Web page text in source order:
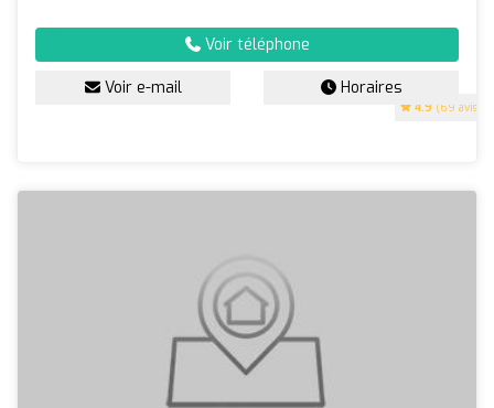
4.9 (69 avis)
Voir téléphone
Voir e-mail Horaires